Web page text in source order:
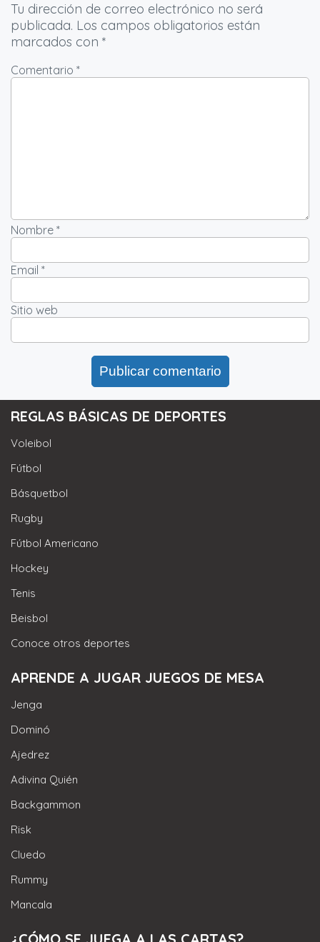
Tu dirección de correo electrónico no será
publicada. Los campos obligatorios están
marcados con *
Comentario *
Nombre *
Email *
Sitio web
REGLAS BÁSICAS DE DEPORTES
Voleibol
Fútbol
Básquetbol
Rugby
Fútbol Americano
Hockey
Tenis
Beisbol
Conoce otros deportes
APRENDE A JUGAR JUEGOS DE MESA
Jenga
Dominó
Ajedrez
Adivina Quién
Backgammon
Risk
Cluedo
Rummy
Mancala